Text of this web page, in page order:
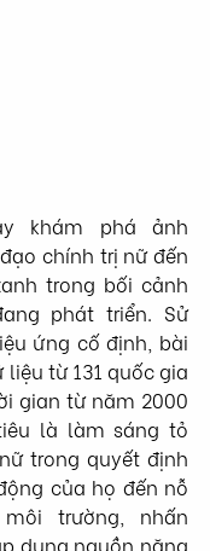
khám phá ảnh
chính trị nữ đến
trong bối cảnh
phát triển. Sử
ứng cố định, bài
từ 131 quốc gia
gian từ năm 2000
là làm sáng tỏ
trong quyết định
của họ đến nỗ
trường, nhấn
dụng nguồn năng